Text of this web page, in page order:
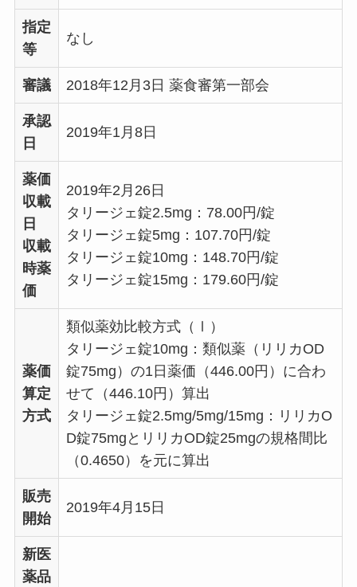
指定
等
なし
審議 2018年12月3日 薬食審第一部会
承認
日
2019年1月8日
薬価
収載
日
収載
時薬
価
2019年2月26日
タリージェ錠2.5mg：78.00円/錠
タリージェ錠5mg：107.70円/錠
タリージェ錠10mg：148.70円/錠
タリージェ錠15mg：179.60円/錠
薬価
算定
方式
類似薬効比較方式（Ⅰ）
タリージェ錠10mg：類似薬（リリカOD
錠75mg）の1日薬価（446.00円）に合わ
せて（446.10円）算出
タリージェ錠2.5mg/5mg/15mg：リリカO
D錠75mgとリリカOD錠25mgの規格間比
（0.4650）を元に算出
販売
開始
2019年4月15日
新医
薬品